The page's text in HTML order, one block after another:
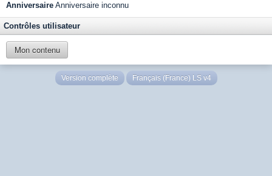
Anniversaire Anniversaire inconnu
Contrôles utilisateur
Mon contenu
Version complète Français (France) LS v4